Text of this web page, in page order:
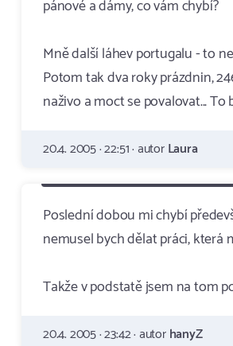
pánové a dámy, co vám chybí?
Mně další láhev portugalu - to
Potom tak dva roky prázdnin,
naživo a moct se povalovat... To
20.4. 2005 · 22:51 · autorLaura
Poslední dobou mi chybí
nemusel bych dělat práci, která
Takže v podstatě jsem na tom
20.4. 2005 · 23:42 · autorhanyZ